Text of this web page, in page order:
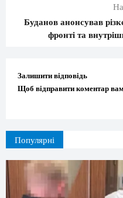
Буданов анонсував
фронті та
Залишити відповідь
Щоб відправити коментар
Популярні